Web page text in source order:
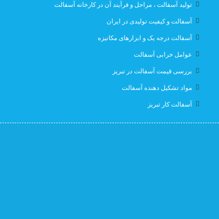
قیمت ایزوگام با نصب در تبریز
قیمت ایزوگام در تبریز قیمت بهترین ایزوگام
لیست قیمت ایزوگام در تبریز
تولید آسفالت ، مراحل و فرآیند آن در کارخانه آسفالت
آسفالت و کیفیت تولیدی در ایران
آسفالت درجه یک و ابزارهای مکانیزه
عوامل خرابی آسفالت
بررسی قیمت آسفالت در تبریز
مواد تشکیل دهنده آسفالت
آسفالت کار تبریز